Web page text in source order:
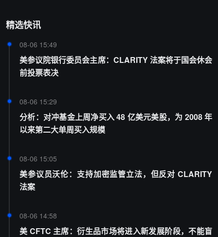
精选快讯
08-06 15:49
美参议院银行委员会主席：CLARITY 法案将于国会休会
前投票表决
08-06 15:29
分析：对冲基金上周净买入 48 亿美元美股，为 2008 年
以来第二大单周买入规模
08-06 15:05
美参议员沃伦：支持加密监管立法，但反对 CLARITY
法案
08-06 14:58
美 CFTC 主席：衍生品市场将进入新发展阶段，不能盲